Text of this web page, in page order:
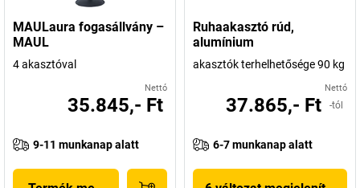
MAULaura fogasállvány –
MAUL
4 akasztóval
Nettó
35.845,- Ft
9-11 munkanap alatt
Ruhaakasztó rúd,
alumínium
akasztók terhelhetősége 90 kg
Nettó
37.865,- Ft -tól
6-7 munkanap alatt